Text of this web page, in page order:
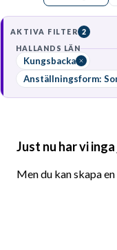
AKTIVA FILTER 2
HALLANDS LÄN
Kungsbacka
Just nu har vi
Men du kan skapa